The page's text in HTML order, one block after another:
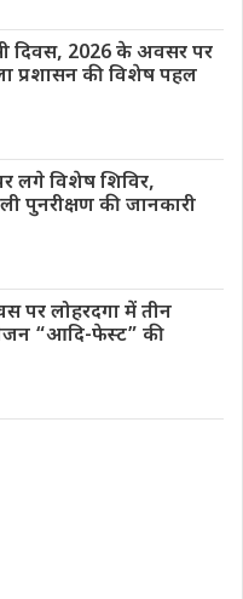
दिवस, 2026 के अवसर पर
प्रशासन की विशेष पहल
लगे विशेष शिविर,
पुनरीक्षण की जानकारी
पर लोहरदगा में तीन
“आदि-फेस्ट” की